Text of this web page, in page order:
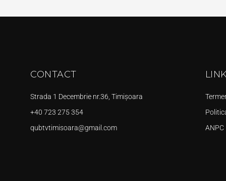
CONTACT
Strada 1 Decembrie nr.36, Timișoara
+40 723 275 354
qubtvtimisoara@gmail.com
ANPC